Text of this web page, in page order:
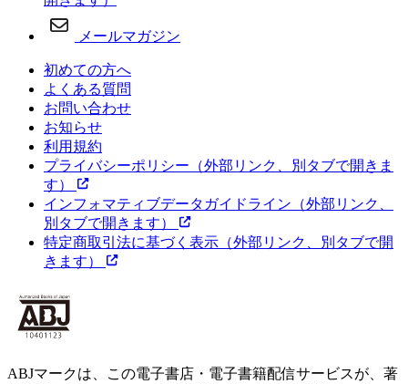
メールマガジン
初めての方へ
よくある質問
お問い合わせ
お知らせ
利用規約
プライバシーポリシー （外部リンク、別タブで開きま
す）
インフォマティブデータガイドライン （外部リンク、
別タブで開きます）
特定商取引法に基づく表示 （外部リンク、別タブで開
きます）
ABJマークは、この電子書店・電子書籍配信サービスが、著